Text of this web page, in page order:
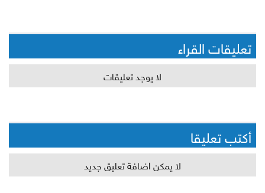
تعليقات القراء
لا يوجد تعليقات
أكتب تعليقا
لا يمكن اضافة تعليق جديد